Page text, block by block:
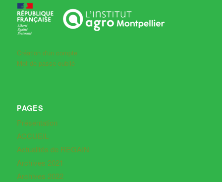
Création d'un compte
Mot de passe oublié
PAGES
Présentation
ACCUEIL
Actualités de REGAIN
Archives 2021
Archives 2022